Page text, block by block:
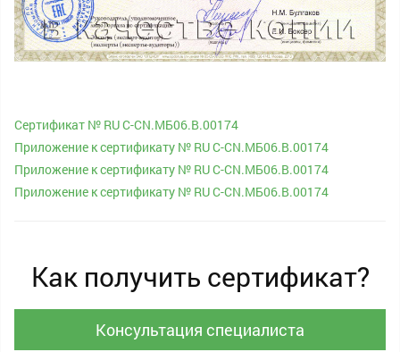
Сертификат № RU С-CN.МБ06.B.00174
Приложение к сертификату № RU С-CN.МБ06.B.00174
Приложение к сертификату № RU С-CN.МБ06.B.00174
Приложение к сертификату № RU С-CN.МБ06.B.00174
Как получить сертификат?
Консультация специалиста